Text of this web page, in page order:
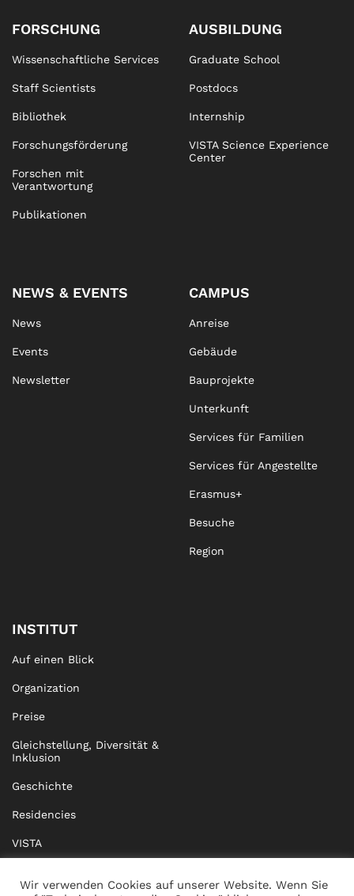
FORSCHUNG
Wissenschaftliche Services
Staff Scientists
Bibliothek
Forschungsförderung
Forschen mit
Verantwortung
Publikationen
AUSBILDUNG
Graduate School
Postdocs
Internship
VISTA Science Experience
Center
NEWS & EVENTS
News
Events
Newsletter
CAMPUS
Anreise
Gebäude
Bauprojekte
Unterkunft
Services für Familien
Services für Angestellte
Erasmus+
Besuche
Region
INSTITUT
Auf einen Blick
Organization
Preise
Gleichstellung, Diversität &
Inklusion
Geschichte
Residencies
VISTA
Wir verwenden Cookies auf unserer Website. Wenn Sie